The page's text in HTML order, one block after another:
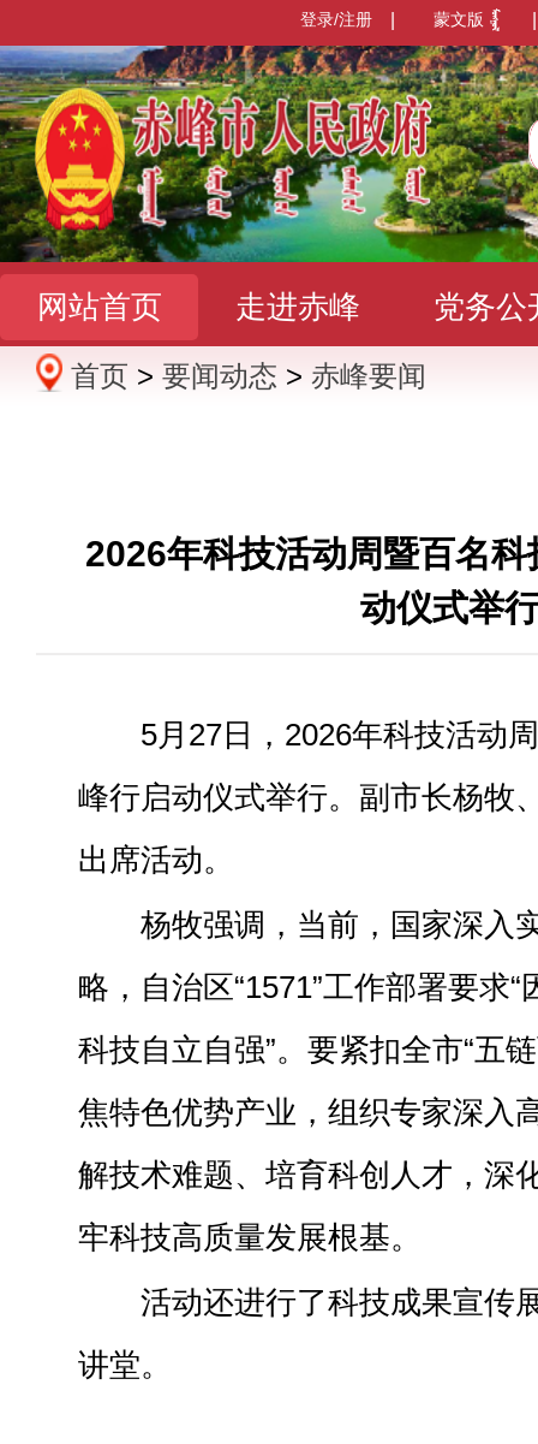
蒙文版
登录/注册
网站首页 走进赤峰 党务公
办事服务 政民互动
首页 > 要闻动态 > 赤峰要闻
2026年科技活动周暨百名
动仪式举
5月27日，2026年科技活动
峰行启动仪式举行。副市长杨牧
出席活动。
杨牧强调，当前，国家深入
略，自治区“1571”工作部署要求
科技自立自强”。要紧扣全市“五
焦特色优势产业，组织专家深入
解技术难题、培育科创人才，深
牢科技高质量发展根基。
活动还进行了科技成果宣传
讲堂。